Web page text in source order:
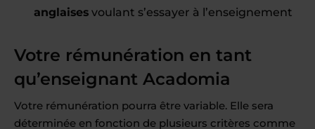
anglaises voulant s’essayer à l’enseignement
Votre rémunération en tant
qu’enseignant Acadomia
Votre rémunération pourra être variable. Elle sera
déterminée en fonction de plusieurs critères comme